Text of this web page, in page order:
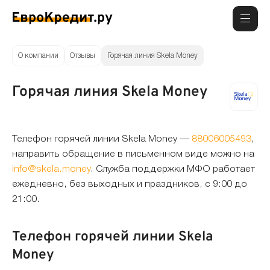
О компании Отзывы Горячая линия Skela Money
Горячая линия Skela Money
Телефон горячей линии Skela Money — 88006005493,
направить обращение в письменном виде можно на
info@skela.money. Служба поддержки МФО работает
ежедневно, без выходных и праздников, с 9:00 до
21:00.
Телефон горячей линии Skela
Money